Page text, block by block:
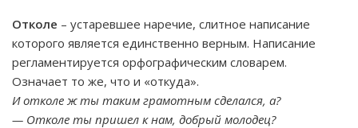
Отколе – устаревшее наречие, слитное написание
которого является единственно верным. Написание
регламентируется орфографическим словарем.
Означает то же, что и «откуда».
И отколе ж ты таким грамотным сделался, а?
— Отколе ты пришел к нам, добрый молодец?